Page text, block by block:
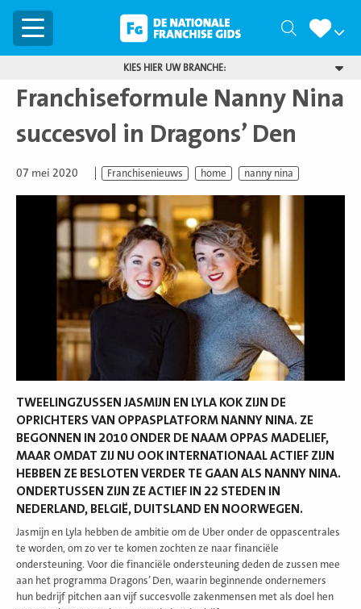
Menu Zoeken
KIES HIER UW BRANCHE:
Franchiseformule Nanny Nina
succesvol in Dragons’ Den
07 mei 2020 Franchisenieuws home nanny nina
TWEELINGZUSSEN JASMIJN EN LYLA KOK ZIJN DE
OPRICHTERS VAN OPPASPLATFORM NANNY NINA. ZE
BEGONNEN IN 2010 ONDER DE NAAM OPPAS MADELIEF,
MAAR OMDAT ZIJ NU OOK INTERNATIONAAL ACTIEF ZIJN
HEBBEN ZE BESLOTEN VERDER TE GAAN ALS NANNY NINA.
ONDERTUSSEN ZIJN ZE ACTIEF IN 22 STEDEN IN
NEDERLAND, BELGIË, DUITSLAND EN NOORWEGEN.
Jasmijn en Lyla hebben de ambitie om de Uber onder de oppascentrales
te worden, om zo ver te komen zochten ze naar financiële
ondersteuning. Voor die financiële ondersteuning deden de zussen mee
aan het programma Dragons’ Den, waarin beginnende ondernemers
hun bedrijf pitchen aan vijf succesvolle zakenmensen met als doel hen